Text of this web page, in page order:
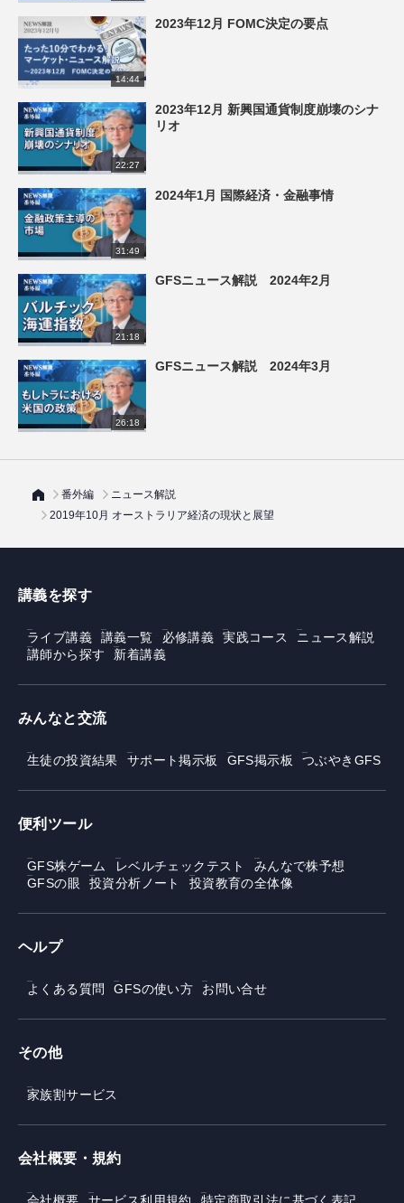
14:44
2023年12月 FOMC決定の要点
22:27
2023年12月 新興国通貨制度崩壊のシナ
リオ
31:49
2024年1月 国際経済・金融事情
21:18
GFSニュース解説 2024年2月
26:18
GFSニュース解説 2024年3月
番外編
ニュース解説
2019年10月 オーストラリア経済の現状と展望
講義を探す
ライブ講義 講義一覧 必修講義 実践コース
ニュース解説
講師から探す
新着講義
みんなと交流
生徒の投資結果 サポート掲示板 GFS掲示板 つぶやきGFS
便利ツール
GFS株ゲーム レベルチェックテスト
みんなで株予想
GFSの眼
投資分析ノート 投資教育の全体像
ヘルプ
よくある質問 GFSの使い方 お問い合せ
その他
家族割サービス
会社概要・規約
会社概要 サービス利用規約 特定商取引法に基づく表記